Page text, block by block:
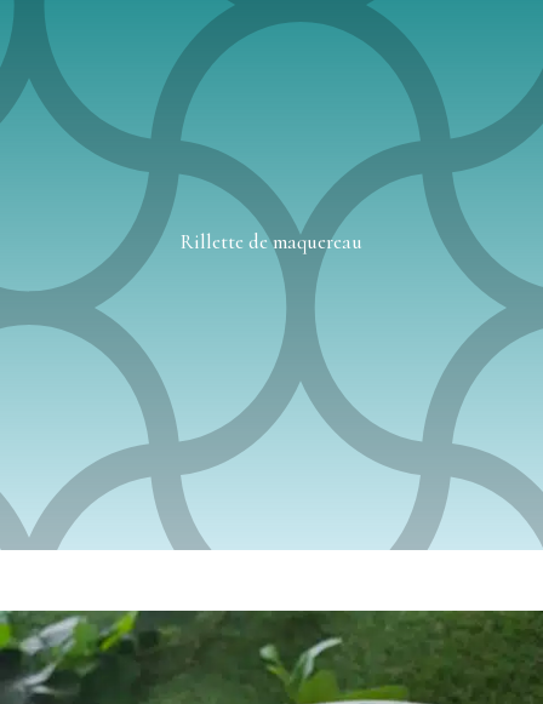
Rillette de maquereau